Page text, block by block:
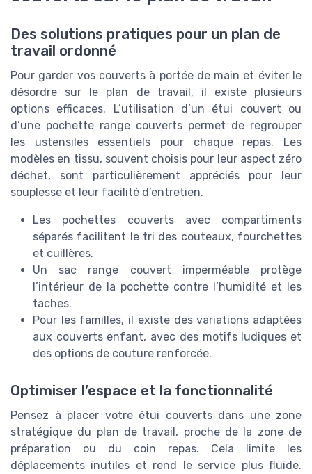
Des solutions pratiques pour un plan de
travail ordonné
Pour garder vos couverts à portée de main et éviter le
désordre sur le plan de travail, il existe plusieurs
options efficaces. L’utilisation d’un étui couvert ou
d’une pochette range couverts permet de regrouper
les ustensiles essentiels pour chaque repas. Les
modèles en tissu, souvent choisis pour leur aspect zéro
déchet, sont particulièrement appréciés pour leur
souplesse et leur facilité d’entretien.
Les pochettes couverts avec compartiments
séparés facilitent le tri des couteaux, fourchettes
et cuillères.
Un sac range couvert imperméable protège
l’intérieur de la pochette contre l’humidité et les
taches.
Pour les familles, il existe des variations adaptées
aux couverts enfant, avec des motifs ludiques et
des options de couture renforcée.
Optimiser l’espace et la fonctionnalité
Pensez à placer votre étui couverts dans une zone
stratégique du plan de travail, proche de la zone de
préparation ou du coin repas. Cela limite les
déplacements inutiles et rend le service plus fluide.